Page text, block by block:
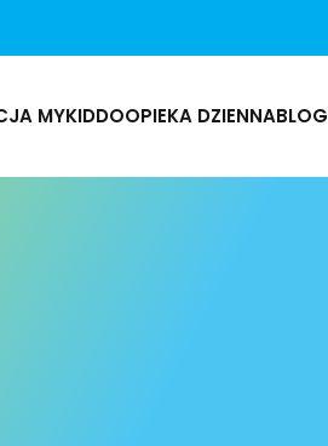
MYKIDDOOPIEKA DZIENNABLOG